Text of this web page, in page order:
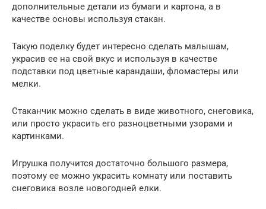
дополнительные детали из бумаги и картона, а в
качестве основы используя стакан.
Такую поделку будет интересно сделать малышам,
украсив ее на свой вкус и используя в качестве
подставки под цветные карандаши, фломастеры или
мелки.
Стаканчик можно сделать в виде животного, снеговика,
или просто украсить его разноцветными узорами и
картинками.
Игрушка получится достаточно большого размера,
поэтому ее можно украсить комнату или поставить
снеговика возле новогодней елки.